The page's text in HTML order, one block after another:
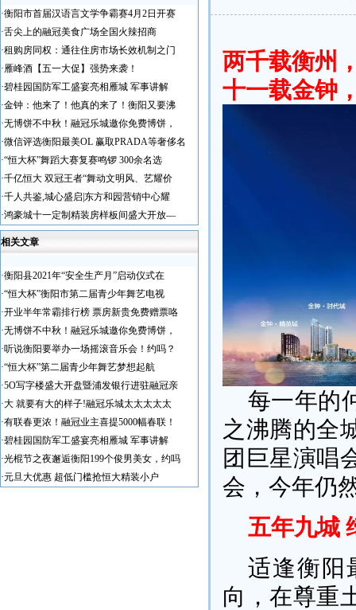
·衡阳市首届汉语言文学争霸赛4月2日开赛
·舌尖上的融冠美食广场全国火辣招商
·租购房同权：通往住房市场长效机制之门
·雁峰酒【五一大促】强势来袭！
·碧桂园国防军工盛宴亮相雁城 军事讲解
·金钟：他来了！他真的来了！衡阳又要沸
·无博饼不中秋！融冠乐城邀你免费博饼，
·微信评选衡阳最美OL 赢取PRADA等奢侈名
·“恒大杯”舞蹈大赛复赛鸣锣 300余名选
·千亿恒大 双冠王者“舞动文明风、艺耀价
·千人共鉴,城心盛启|东方和园营销中心耀
·鸿豪城十一定制精装房样板间盛大开放—
相关文章
·衡阳县2021年“安全生产月”启动仪式在
·“恒大杯”衡阳市第二届青少年舞艺电视
·开业半年常霸排行榜 票房新贵免费赠票咯
·无博饼不中秋！融冠乐城邀你免费博饼，
·听说衡阳要举办一场摇滚音乐会！约吗？
·“恒大杯”第二届青少年舞艺梦想起航
·5O写字楼盛大开盘暨浦发银行进驻融冠亲
·大 就要有大的样子!融冠乐城太太太太太
·有联春更浓！融冠业主喜提5000幅春联！
·碧桂园国防军工盛宴亮相雁城 军事讲解
·光棍节之夜邂逅衡阳199个俊男美女，约吗
·元旦大优惠 超低门槛抢恒大精装小户
两千载衡州
十一载金钟
每一年的
之沸腾的全
团巨星演唱
会，今年仍
五年九城
适逢衡阳
向，在尊重